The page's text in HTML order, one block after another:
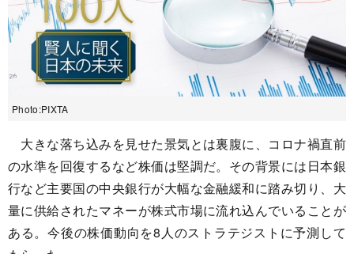
Photo:PIXTA
大きな落ち込みを見せた景気とは裏腹に、コロナ禍直前
の水準を回復するなど株価は堅調だ。その背景には日本銀
行など主要国の中央銀行が大幅な金融緩和に踏み切り、大
量に供給されたマネーが株式市場に流れ込んでいることが
ある。今後の株価動向を8人のストラテジストに予測して